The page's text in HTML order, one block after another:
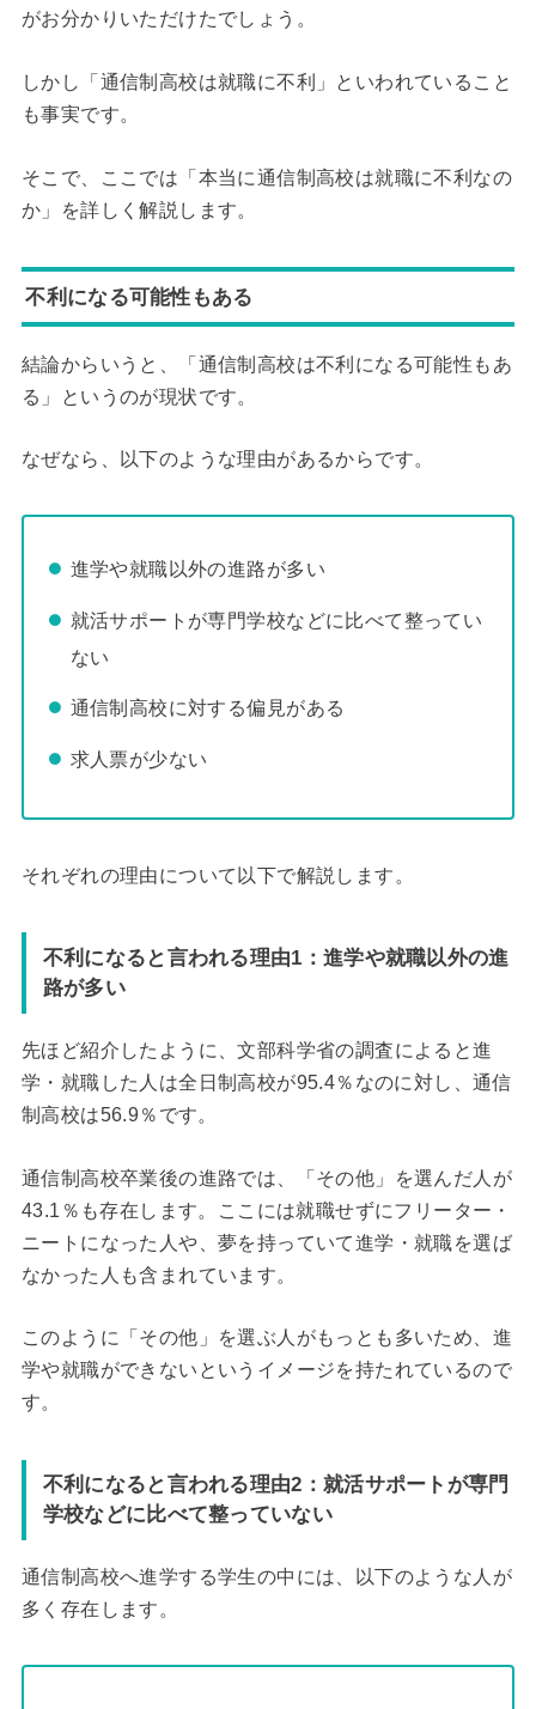
がお分かりいただけたでしょう。
しかし「通信制高校は就職に不利」といわれていること
も事実です。
そこで、ここでは「本当に通信制高校は就職に不利なの
か」を詳しく解説します。
不利になる可能性もある
結論からいうと、「通信制高校は不利になる可能性もあ
る」というのが現状です。
なぜなら、以下のような理由があるからです。
進学や就職以外の進路が多い
就活サポートが専門学校などに比べて整ってい
ない
通信制高校に対する偏見がある
求人票が少ない
それぞれの理由について以下で解説します。
不利になると言われる理由1：進学や就職以外の進
路が多い
先ほど紹介したように、文部科学省の調査によると進
学・就職した人は全日制高校が95.4％なのに対し、通信
制高校は56.9％です。
通信制高校卒業後の進路では、「その他」を選んだ人が
43.1％も存在します。ここには就職せずにフリーター・
ニートになった人や、夢を持っていて進学・就職を選ば
なかった人も含まれています。
このように「その他」を選ぶ人がもっとも多いため、進
学や就職ができないというイメージを持たれているので
す。
不利になると言われる理由2：就活サポートが専門
学校などに比べて整っていない
通信制高校へ進学する学生の中には、以下のような人が
多く存在します。